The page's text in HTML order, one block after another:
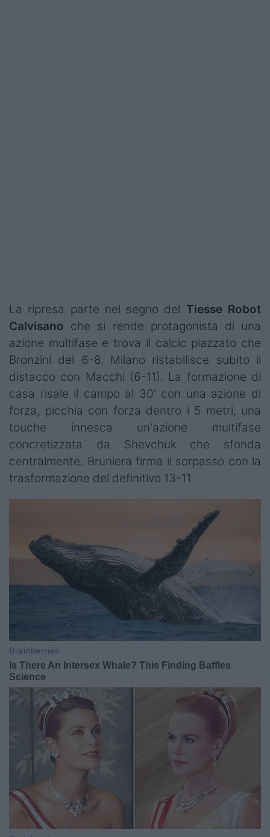
La ripresa parte nel segno del Tiesse Robot
Calvisano che si rende protagonista di una
azione multifase e trova il calcio piazzato che
Bronzini del 6-8. Milano ristabilisce subito il
distacco con Macchi (6-11). La formazione di
casa risale il campo al 30' con una azione di
forza, picchia con forza dentro i 5 metri, una
touche innesca un'azione multifase
concretizzata da Shevchuk che sfonda
centralmente. Bruniera firma il sorpasso con la
trasformazione del definitivo 13-11.